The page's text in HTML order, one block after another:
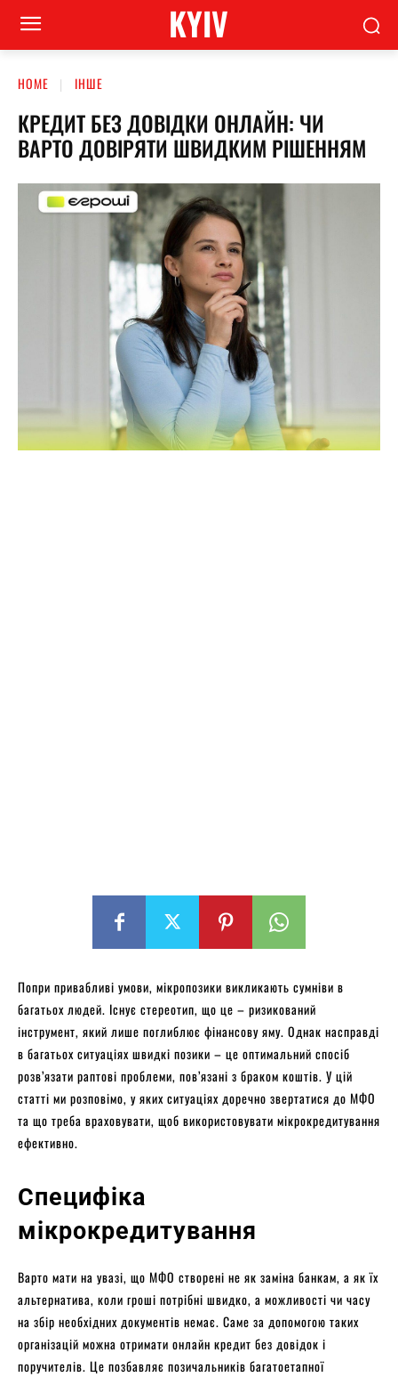
KYIV
HOME ІНШЕ
КРЕДИТ БЕЗ ДОВІДКИ ОНЛАЙН: ЧИ
ВАРТО ДОВІРЯТИ ШВИДКИМ РІШЕННЯМ
Попри привабливі умови, мікропозики викликають сумніви в
багатьох людей. Існує стереотип, що це – ризикований
інструмент, який лише поглиблює фінансову яму. Однак насправді
в багатьох ситуаціях швидкі позики – це оптимальний спосіб
розв’язати раптові проблеми, пов’язані з браком коштів. У цій
статті ми розповімо, у яких ситуаціях доречно звертатися до МФО
та що треба враховувати, щоб використовувати мікрокредитування
ефективно.
Специфіка
мікрокредитування
Варто мати на увазі, що МФО створені не як заміна банкам, а як їх
альтернатива, коли гроші потрібні швидко, а можливості чи часу
на збір необхідних документів немає. Саме за допомогою таких
організацій можна отримати онлайн кредит без довідок і
поручителів. Це позбавляє позичальників багатоетапної